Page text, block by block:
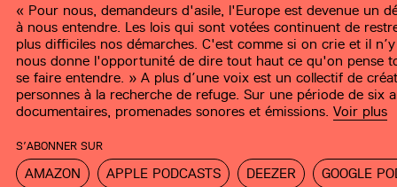
« Pour nous, demandeurs d'asile, l'Europe est devenue un
à nous entendre. Les lois qui sont votées continuent de
plus difficiles nos démarches. C'est comme si on crie et il
nous donne l'opportunité de dire tout haut ce qu'on pense
se faire entendre. » A plus d’une voix est un collectif de
personnes à la recherche de refuge. Sur une période de six
documentaires, promenades sonores et émissions.Voir plus
S’ABONNER SUR
AMAZON APPLE PODCASTS DEEZER GOOGLE